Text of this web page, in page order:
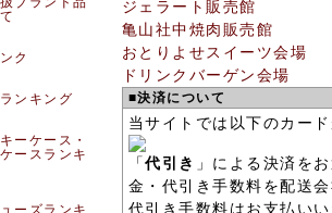
ジェラート販売館
亀山社中焼肉販売館
おとりよせスイーツ会場
ドリンクバーゲン会場
■決済について
当サイトでは以下のカー
「代引き 」による決済を
金・代引き手数料を配送
代引き手数料はお支払い
ク
ンキング
ーケース・
ースランキ
ーズランキ